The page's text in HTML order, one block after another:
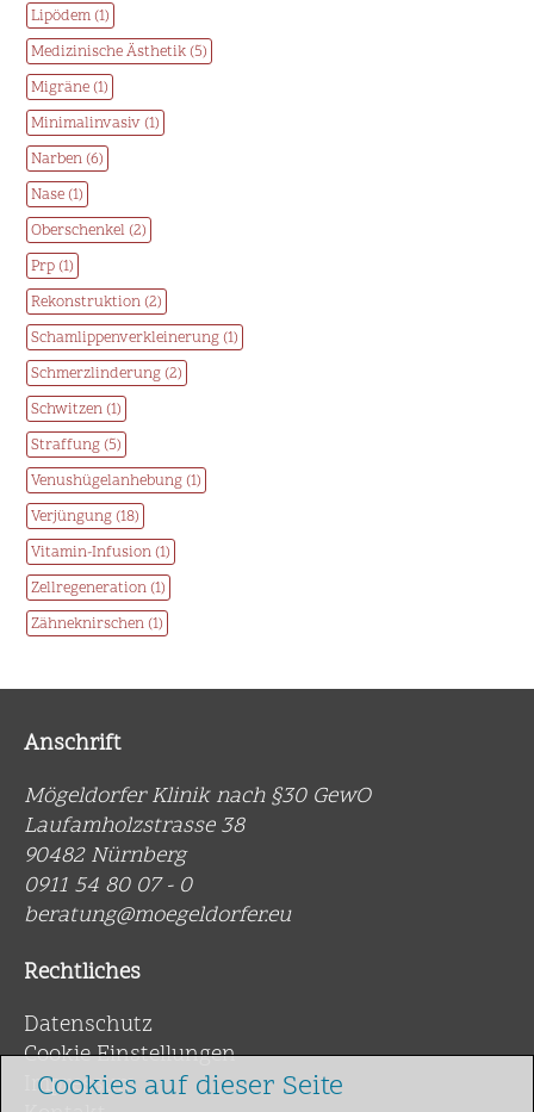
Cookies auf dieser Seite
Lipödem (1)
Medizinische Ästhetik (5)
Migräne (1)
Minimalinvasiv (1)
Narben (6)
Nase (1)
Oberschenkel (2)
Prp (1)
Rekonstruktion (2)
Schamlippenverkleinerung (1)
Schmerzlinderung (2)
Schwitzen (1)
Straffung (5)
Venushügelanhebung (1)
Verjüngung (18)
Vitamin-Infusion (1)
Zellregeneration (1)
Zähneknirschen (1)
Anschrift
Mögeldorfer Klinik nach §30 GewO
Laufamholzstrasse 38
90482 Nürnberg
0911 54 80 07 - 0
beratung@moegeldorfer.eu
Rechtliches
Datenschutz
Cookie Einstellungen
Impressum